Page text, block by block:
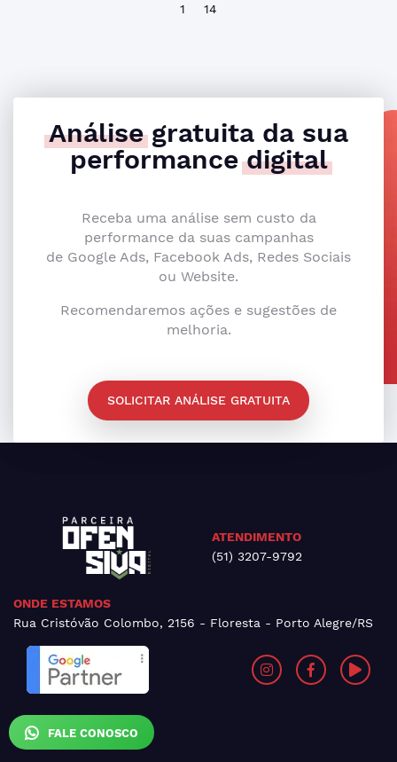
FALE CONOSCO
1 14
Análisegratuita da sua
performancedigital
Receba uma análise sem custo da
performance da suas campanhas
de Google Ads, Facebook Ads, Redes Sociais
ou Website.
Recomendaremos ações e sugestões de
melhoria.
SOLICITAR ANÁLISE GRATUITA
ATENDIMENTO
(51) 3207-9792
ONDE ESTAMOS
Rua Cristóvão Colombo, 2156 - Floresta - Porto Alegre/RS